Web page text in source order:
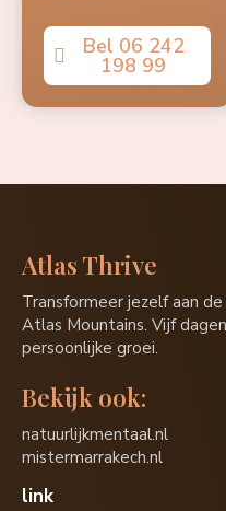
Bel 06 242
198 99
Atlas Thrive
Transformeer jezelf aan
Atlas Mountains. Vijf
persoonlijke groei.
Bekijk ook:
natuurlijkmentaal.nl
mistermarrakech.nl
link